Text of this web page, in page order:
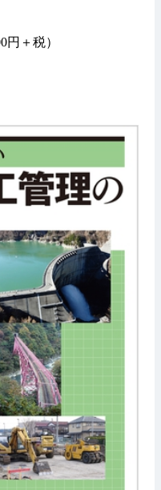
円＋税）